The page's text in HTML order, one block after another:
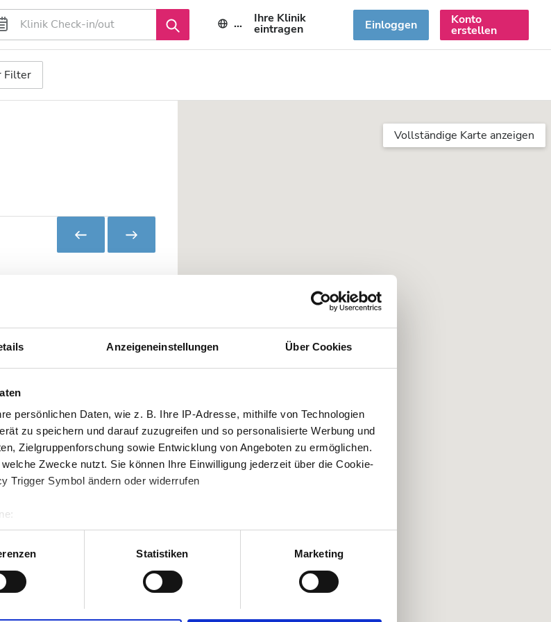
Anzeigeneinstellungen Über Cookies
persönlichen Daten, wie z. B. Ihre IP-Adresse, mithilfe von Technologien
zu speichern und darauf zuzugreifen und so personalisierte Werbung und
Zielgruppenforschung sowie Entwicklung von Angeboten zu ermöglichen.
Zwecke nutzt. Sie können Ihre Einwilligung jederzeit über die Cookie-
Trigger Symbol ändern oder widerrufen
erfassen, welche bis auf einige Meter genau sein können
bestimmten Merkmalen (Fingerprinting) identifizieren
Daten verarbeitet werden, und legen Sie Ihre Präferenzen imAbschnitt
zu personalisieren, Funktionen für soziale Medien anbieten zu können
Statistiken Marketing
DE Ihre Klinik
eintragen Einloggen Konto
erstellen
Filter
Italien Frankreich
Vollständige Karte anzeigen